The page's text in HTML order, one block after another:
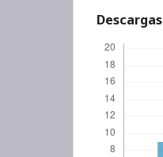
Descargas